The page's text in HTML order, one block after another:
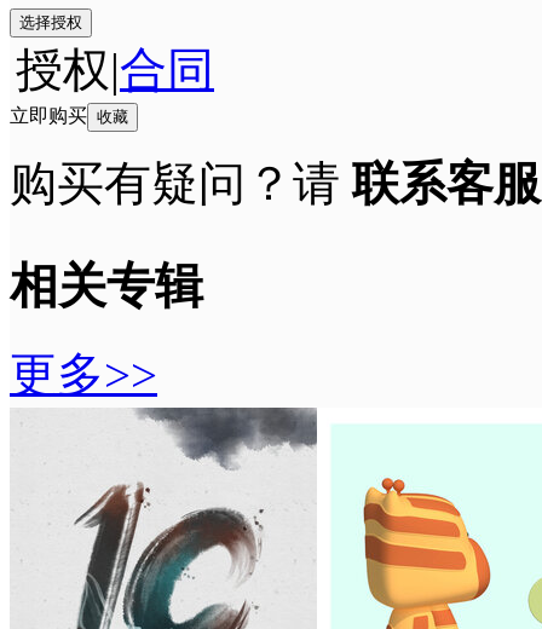
选择授权
授权|合同
立即购买 收藏
购买有疑问？请联系客服
相关专辑
更多>>